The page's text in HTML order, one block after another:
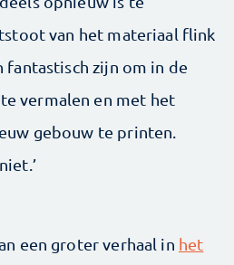
van het materiaal flink
fantastisch zijn om in de
vermalen en met het
gebouw te printen.
een groter verhaal in het